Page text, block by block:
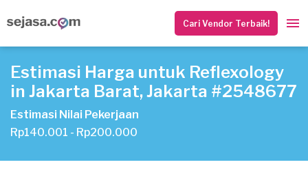
Cari Vendor Terbaik!
Estimasi Harga untuk Reflexology
in Jakarta Barat, Jakarta #2548677
Estimasi Nilai Pekerjaan
Rp140.001 - Rp200.000